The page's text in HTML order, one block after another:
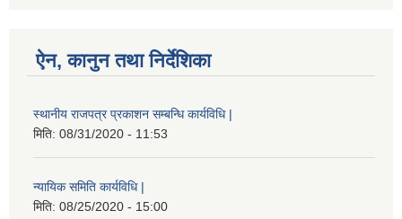
ऐन, कानुन तथा निर्देशिका
स्थानीय राजपत्र प्रकाशन सम्बन्धि कार्यविधि |
मिति: 08/31/2020 - 11:53
न्यायिक समिति कार्यविधि |
मिति: 08/25/2020 - 15:00